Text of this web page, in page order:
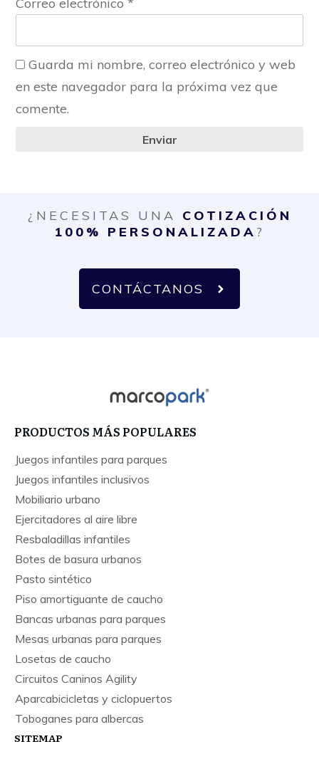
Guarda mi nombre, correo electrónico y web
en este navegador para la próxima vez que
comente.
Enviar
¿NECESITAS UNA COTIZACIÓN
100% PERSONALIZADA ?
CONTÁCTANOS
PRODUCTOS MÁS POPULARES
Juegos infantiles para parques
Juegos infantiles inclusivos
Mobiliario urbano
Ejercitadores al aire libre
Resbaladillas infantiles
Botes de basura urbanos
Pasto sintético
Piso amortiguante de caucho
Bancas urbanas para parques
Mesas urbanas para parques
Losetas de caucho
Circuitos Caninos Agility
Aparcabicicletas y ciclopuertos
Toboganes para albercas
SITEMAP